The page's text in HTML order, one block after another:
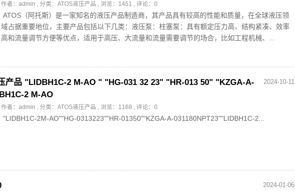
作者：admin , 分类： ATOS液压产品 , 浏览：1451 , 评论：0
ATOS（阿托斯）是一家知名的液压产品制造商，其产品具有较高的性能和质量，在全球液压领
域占据重要地位，主要产品包括以下几类：液压泵：柱塞泵：具有额定压力高、结构紧凑、效率
高和流量调节方便等优点，适用于高压、大流量和流量需要调节的场合，比如工程机械、...
2024-10-11
产品 "LIDBH1C-2 M-AO " "HG-031 32 23" "HR-013 50" "KZGA-A-
2 M-AO
作者：admin , 分类： ATOS液压产品 , 浏览：1168 , 评论：0
"LIDBH1C-2M-AO""HG-0313223""HR-01350""KZGA-A-031180NPT23""LIDBH1C-2...
2024-01-06